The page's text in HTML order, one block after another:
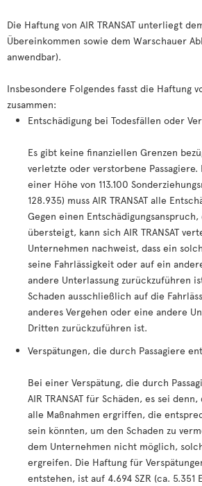
Die Haftung von AIR TRANSAT unterliegt
Übereinkommen sowie dem Warschauer
anwendbar).
Insbesondere Folgendes fasst die Haftung
zusammen:
Entschädigung bei Todesfällen oder
Es gibt keine finanziellen Grenzen
verletzte oder verstorbene Passagiere.
einer Höhe von 113.100
128.935) muss AIR TRANSAT alle
Gegen einen
übersteigt, kann sich AIR TRANSAT
Unternehmen nachweist, dass ein
seine Fahrlässigkeit oder auf ein
andere Unterlassung zurückzuführen
Schaden ausschließlich auf die
anderes Vergehen oder eine andere
Dritten zurückzuführen ist.
Verspätungen, die durch Passagiere
Bei einer Verspätung, die durch
AIR TRANSAT für Schäden, es sei
alle Maßnahmen ergriffen, die
sein könnten, um den Schaden zu
dem Unternehmen nicht möglich,
ergreifen. Die Haftung für
entstehen, ist auf 4.694 SZR (ca. 5.351